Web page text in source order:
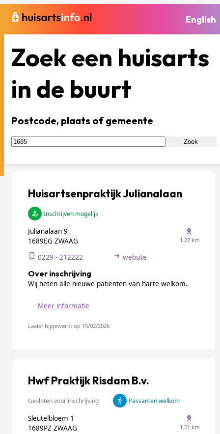
English
Zoek een huisarts
in de buurt
Postcode, plaats of gemeente
Zoek
Huisartsenpraktijk Julianalaan
Inschrijven mogelijk
Julianalaan 9
1689EG ZWAAG
1.27 km
0229 - 212222 website
Over inschrijving
Wij heten alle nieuwe patiënten van harte welkom.
Meer informatie
Laatst bijgewerkt op 15/02/2026
Hwf Praktijk Risdam B.v.
Gesloten voor inschrijving Passanten welkom
Sleutelbloem 1
1689PZ ZWAAG
1.51 km